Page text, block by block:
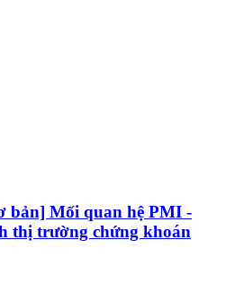
bản] Mối quan hệ PMI -
thị trường chứng khoán